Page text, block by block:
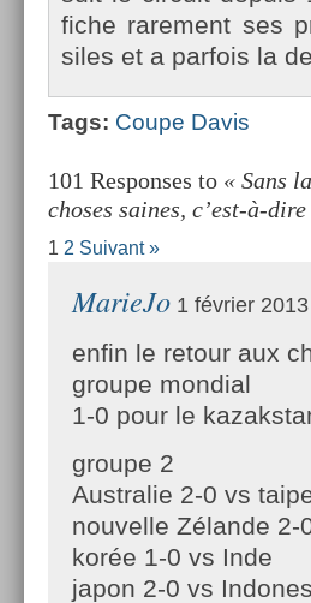
fiche rare­ment ses
siles et a par­fois la
Tags: Coupe Davis
101 Responses to « Sans
choses saines, c’est-à-
1 2 Suivant »
MarieJo 1 février
enfin le retour aux
groupe mondial
1-0 pour le
groupe 2
Australie 2-0 vs
nouvelle Zélande 2-
korée 1-0 vs Inde
japon 2-0 vs